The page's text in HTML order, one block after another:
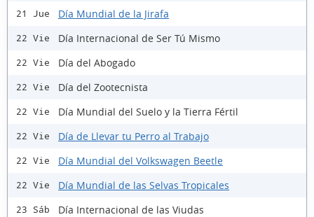
21 Jue Día Mundial de la Jirafa
22 Vie Día Internacional de Ser Tú Mismo
22 Vie Día del Abogado
22 Vie Día del Zootecnista
22 Vie Día Mundial del Suelo y la Tierra Fértil
22 Vie Día de Llevar tu Perro al Trabajo
22 Vie Día Mundial del Volkswagen Beetle
22 Vie Día Mundial de las Selvas Tropicales
23 Sáb Día Internacional de las Viudas